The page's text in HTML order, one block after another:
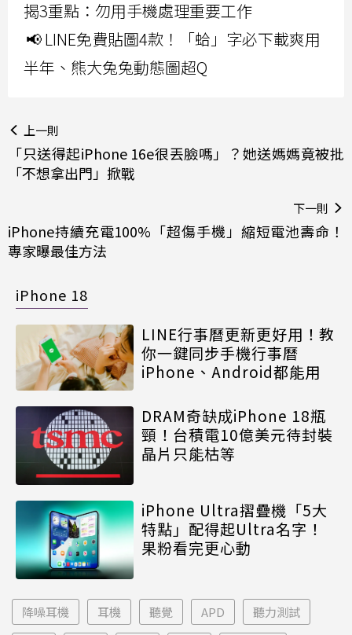
揭3重點：勿用手機處理重要工作
📢 LINE免費貼圖4款！「蛤」字必下載爽用
半年、熊大兔兔動態圖超Q
上一則
「只送得起iPhone 16e很丟臉嗎」？她送媽媽竟被批
「不想拿出門」掀戰
下一則
iPhone持續充電100%「超傷手機」縮短電池壽命！
專家曝最佳方法
iPhone 18
LINE行事曆更新更好用！教
你一鍵同步手機行事曆
iPhone、Android都能用
DRAM奇缺成iPhone 18瓶
頸！台積電10億美元待封裝
晶片只能枯等
iPhone Ultra摺疊機「5大
特點」配得起Ultra名字！
果粉看完更心動
降噪耳機 耳機 聽覺 APD 聽力測試